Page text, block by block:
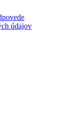
údajov